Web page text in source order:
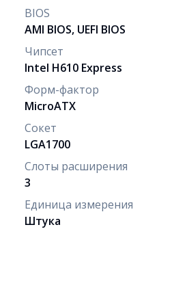
BIOS
AMI BIOS, UEFI BIOS
Чипсет
Intel H610 Express
Форм-фактор
MicroATX
Сокет
LGA1700
Слоты расширения
3
Единица измерения
Штука